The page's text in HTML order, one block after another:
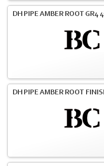
DH PIPE AMBER ROOT GR4
DH PIPE AMBER ROOT